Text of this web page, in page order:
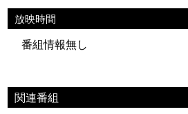
放映時間
番組情報無し
関連番組